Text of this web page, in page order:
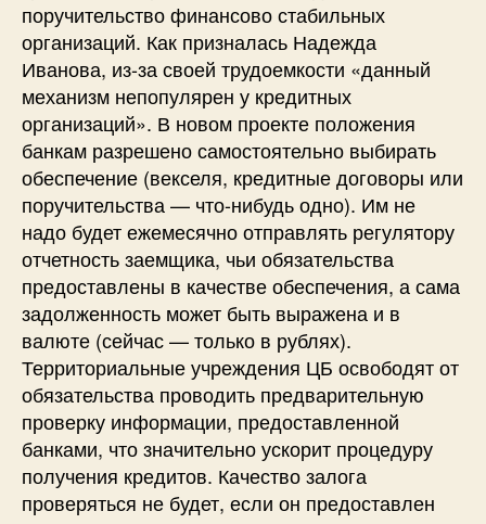
поручительство финансово стабильных
организаций. Как призналась Надежда
Иванова, из-за своей трудоемкости «данный
механизм непопулярен у кредитных
организаций». В новом проекте положения
банкам разрешено самостоятельно выбирать
обеспечение (векселя, кредитные договоры или
поручительства — что-нибудь одно). Им не
надо будет ежемесячно отправлять регулятору
отчетность заемщика, чьи обязательства
предоставлены в качестве обеспечения, а сама
задолженность может быть выражена и в
валюте (сейчас — только в рублях).
Территориальные учреждения ЦБ освободят от
обязательства проводить предварительную
проверку информации, предоставленной
банками, что значительно ускорит процедуру
получения кредитов. Качество залога
проверяться не будет, если он предоставлен